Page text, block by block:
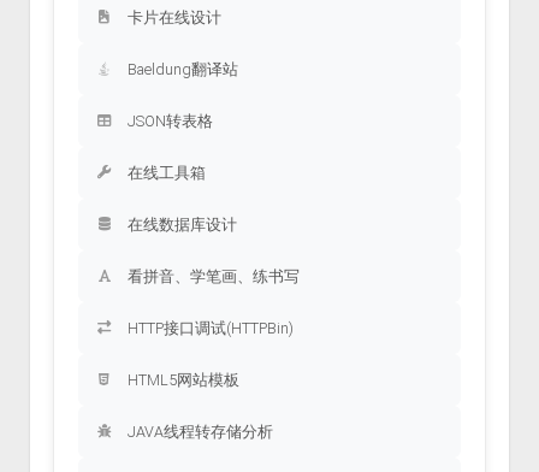
卡片在线设计
Baeldung翻译站
JSON转表格
在线工具箱
在线数据库设计
看拼音、学笔画、练书写
HTTP接口调试(HTTPBin)
HTML5网站模板
JAVA线程转存储分析